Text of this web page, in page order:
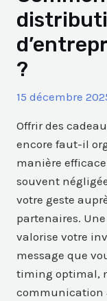
?
15 décembre
Offrir des
encore faut-il
manière
souvent
votre geste
partenaires.
valorise votre
message que
timing optimal,
communication